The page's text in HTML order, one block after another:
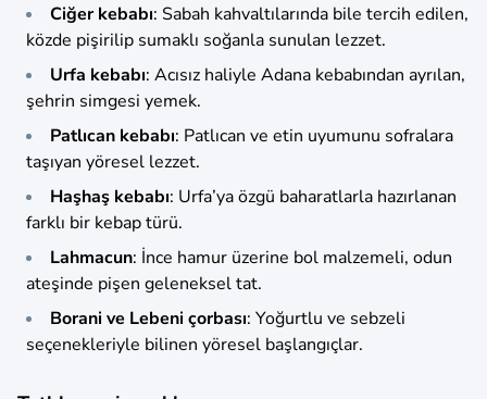
Ciğer kebabı: Sabah kahvaltılarında bile tercih edilen,
közde pişirilip sumaklı soğanla sunulan lezzet.
Urfa kebabı: Acısız haliyle Adana kebabından ayrılan,
şehrin simgesi yemek.
Patlıcan kebabı: Patlıcan ve etin uyumunu sofralara
taşıyan yöresel lezzet.
Haşhaş kebabı: Urfa’ya özgü baharatlarla hazırlanan
farklı bir kebap türü.
Lahmacun: İnce hamur üzerine bol malzemeli, odun
ateşinde pişen geleneksel tat.
Borani ve Lebeni çorbası: Yoğurtlu ve sebzeli
seçenekleriyle bilinen yöresel başlangıçlar.